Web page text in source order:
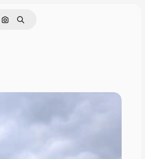
Pesquisar por imagem
Buscar